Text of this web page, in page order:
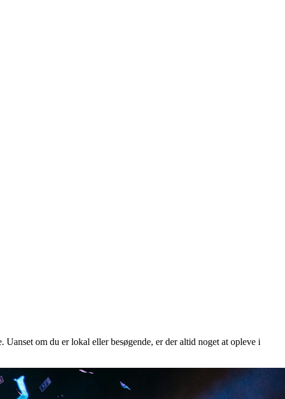
om du er lokal eller besøgende, er der altid noget at opleve i